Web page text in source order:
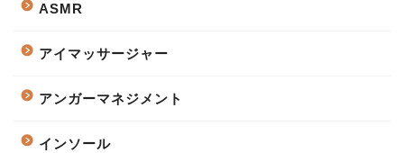
ASMR
アイマッサージャー
アンガーマネジメント
インソール